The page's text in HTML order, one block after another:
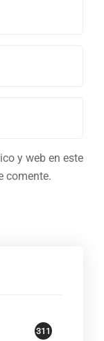
y web en este
comente.
311